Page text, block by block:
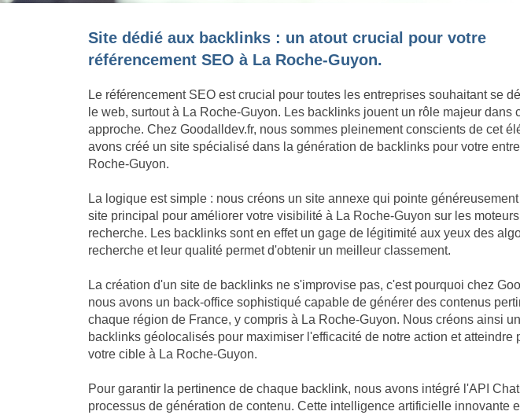
Site dédié aux backlinks : un atout crucial pour votre
référencement SEO à La Roche-Guyon.
Le référencement SEO est crucial pour toutes les entreprises souhaitant se
le web, surtout à La Roche-Guyon. Les backlinks jouent un rôle majeur dans
approche. Chez Goodalldev.fr, nous sommes pleinement conscients de cet
avons créé un site spécialisé dans la génération de backlinks pour votre
Roche-Guyon.
La logique est simple : nous créons un site annexe qui pointe
site principal pour améliorer votre visibilité à La Roche-Guyon sur les
recherche. Les backlinks sont en effet un gage de légitimité aux yeux des
recherche et leur qualité permet d'obtenir un meilleur classement.
La création d'un site de backlinks ne s'improvise pas, c'est pourquoi chez
nous avons un back-office sophistiqué capable de générer des contenus
chaque région de France, y compris à La Roche-Guyon. Nous créons ainsi
backlinks géolocalisés pour maximiser l'efficacité de notre action et atteindre
votre cible à La Roche-Guyon.
Pour garantir la pertinence de chaque backlink, nous avons intégré l'API
processus de génération de contenu. Cette intelligence artificielle innovante